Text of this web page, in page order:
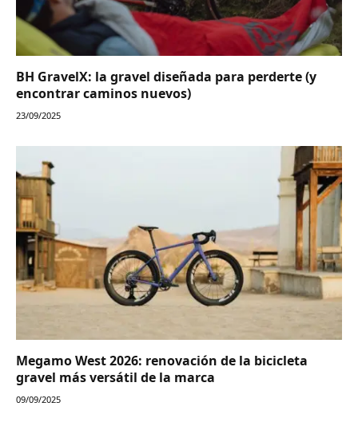
BH GravelX: la gravel diseñada para perderte (y
encontrar caminos nuevos)
23/09/2025
Megamo West 2026: renovación de la bicicleta
gravel más versátil de la marca
09/09/2025